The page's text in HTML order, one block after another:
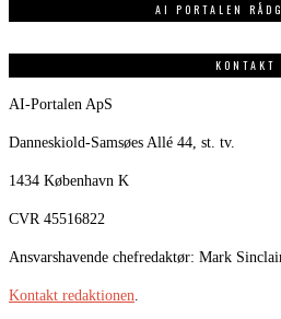
AI PORTALEN
KONTAKT
AI-Portalen ApS
Danneskiold-Samsøes Allé 44, st. tv.
1434 København K
CVR 45516822
Ansvarshavende chefredaktør: Mark
Kontakt redaktionen.